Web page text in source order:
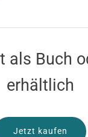
als Buch
erhältlich
Jetzt kaufen